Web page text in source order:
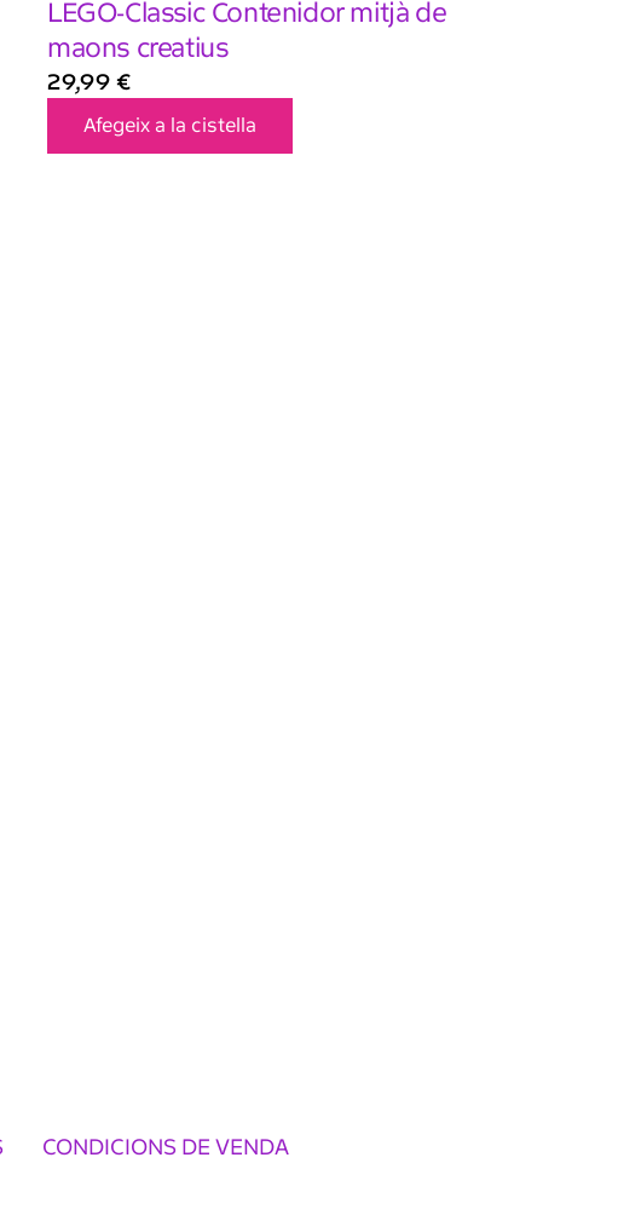
LEGO-Classic Contenidor mitjà de
maons creatius
29,99 €
Afegeix a la cistella
CONDICIONS DE VENDA